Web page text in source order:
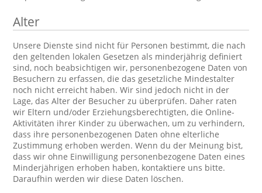
Alter
Unsere Dienste sind nicht für Personen bestimmt, die nach
den geltenden lokalen Gesetzen als minderjährig definiert
sind, noch beabsichtigen wir, personenbezogene Daten von
Besuchern zu erfassen, die das gesetzliche Mindestalter
noch nicht erreicht haben. Wir sind jedoch nicht in der
Lage, das Alter der Besucher zu überprüfen. Daher raten
wir Eltern und/oder Erziehungsberechtigten, die Online-
Aktivitäten ihrer Kinder zu überwachen, um zu verhindern,
dass ihre personenbezogenen Daten ohne elterliche
Zustimmung erhoben werden. Wenn du der Meinung bist,
dass wir ohne Einwilligung personenbezogene Daten eines
Minderjährigen erhoben haben, kontaktiere uns bitte.
Daraufhin werden wir diese Daten löschen.